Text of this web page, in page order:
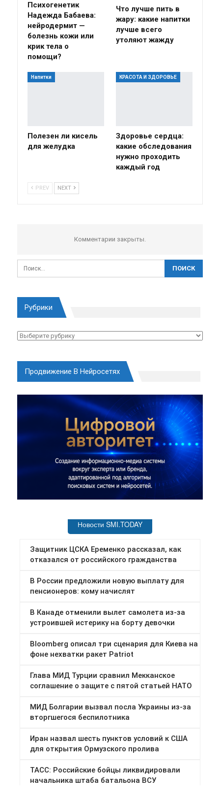
Психогенетик
Надежда Бабаева:
нейродермит —
болезнь кожи или
крик тела о
помощи?
Что лучше пить в
жару: какие напитки
лучше всего
утоляют жажду
Напитки
Полезен ли кисель
для желудка
КРАСОТА И ЗДОРОВЬЕ
Здоровье сердца:
какие обследования
нужно проходить
каждый год
PREV NEXT
Комментарии закрыты.
Рубрики
Рубрики
Продвижение В Нейросетях